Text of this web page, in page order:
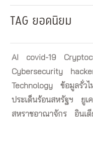
TAG ยอดนิยม
AI covid-19
Cybersecurity
Technology
ข้อมูลรั่วไ
ประเด็นร้อนสหรัฐฯ
ยูเ
สหราชอาณาจักร
อินเ